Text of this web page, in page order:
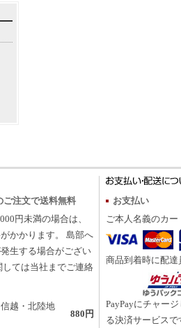
ご注文で送料無料
円未満の場合は、
かかります。 島部へ
生する場合がござい
しては当社までご連絡
越・北陸地
880円
お支払い
ご本人名義のカ
商品到着時に配
PayPayにチャー
る決済サービスで